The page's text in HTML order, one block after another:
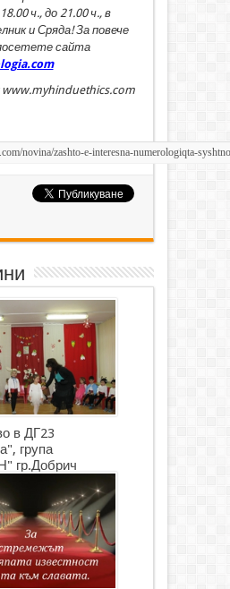
ч., до 21.00 ч., в
и Сряда! За повече
сайта
в ДГ23
група
гр.Добрич